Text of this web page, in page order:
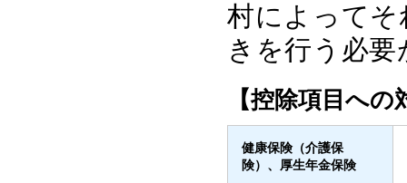
村によってそ
きを行う必要
【控除項目への
健康保険（介護保
険）、厚生年金保険